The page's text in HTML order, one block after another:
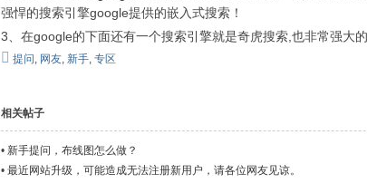
强悍的搜索引擎google提供的嵌入式搜索！
3、在google的下面还有一个搜索引擎就是奇虎搜索,也非常强大
提问 , 网友, 新手, 专区
相关帖子
• 新手提问，布线图怎么做？
• 最近网站升级，可能造成无法注册新用户，请各位网友见谅。